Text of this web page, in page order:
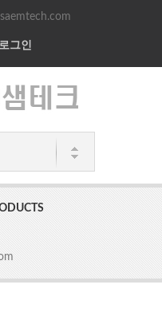
로그인